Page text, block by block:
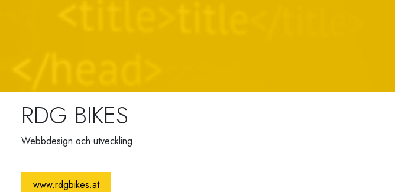
RDG BIKES
Webbdesign och utveckling
www.rdgbikes.at